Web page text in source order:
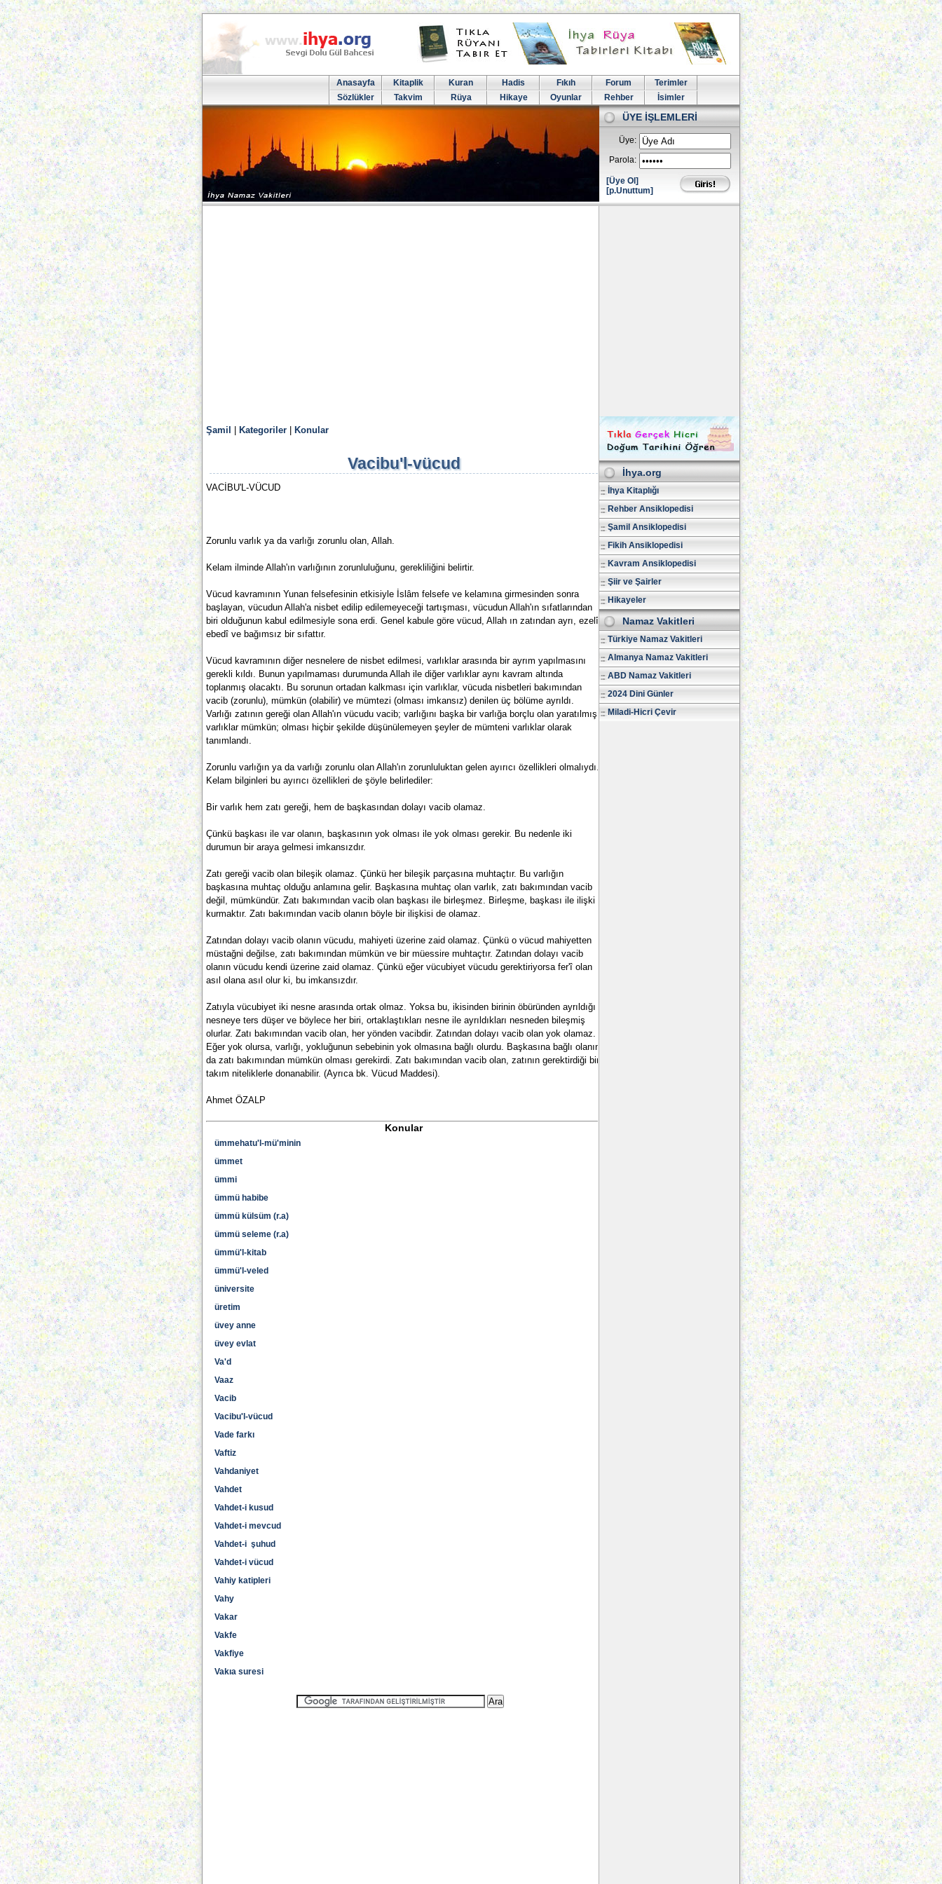
Anasayfa Kitaplik Kuran Hadis Fıkıh Forum
Terimler
Sözlükler
Takvim Rüya Hikaye Oyunlar Rehber İsimler
ÜYE İŞLEMLERİ
Üye:
Parola:
[Üye Ol]
[p.Unuttum]
Şamil Kategoriler Konular
Vacibu'l-vücud
VACİBU'L-VÜCUD
Zorunlu varlık ya da varlığı zorunlu olan, Allah.
Kelam ilminde Allah'ın varlığının zorunluluğunu, gerekliliğini belirtir.
Vücud kavramının Yunan felsefesinin etkisiyle İslâm felsefe ve kelamına girmesinden sonra
başlayan, vücudun Allah'a nisbet edilip edilemeyeceği tartışması, vücudun Allah'ın sıfatlarından
biri olduğunun kabul edilmesiyle sona erdi. Genel kabule göre vücud, Allah ın zatından ayrı, ezelî,
ebedî ve bağımsız bir sıfattır.
Vücud kavramının diğer nesnelere de nisbet edilmesi, varlıklar arasında bir ayrım yapılmasını
gerekli kıldı. Bunun yapılmaması durumunda Allah ile diğer varlıklar aynı kavram altında
toplanmış olacaktı. Bu sorunun ortadan kalkması için varlıklar, vücuda nisbetleri bakımından
vacib (zorunlu), mümkün (olabilir) ve mümtezi (olması imkansız) denilen üç bölüme ayrıldı.
Varlığı zatının gereği olan Allah'ın vücudu vacib; varlığını başka bir varlığa borçlu olan yaratılmış
varlıklar mümkün; olması hiçbir şekilde düşünülemeyen şeyler de mümteni varlıklar olarak
tanımlandı.
Zorunlu varlığın ya da varlığı zorunlu olan Allah'ın zorunluluktan gelen ayırıcı özellikleri olmalıydı.
Kelam bilginleri bu ayırıcı özellikleri de şöyle belirlediler:
Bir varlık hem zatı gereği, hem de başkasından dolayı vacib olamaz.
Çünkü başkası ile var olanın, başkasının yok olması ile yok olması gerekir. Bu nedenle iki
durumun bir araya gelmesi imkansızdır.
Zatı gereği vacib olan bileşik olamaz. Çünkü her bileşik parçasına muhtaçtır. Bu varlığın
başkasına muhtaç olduğu anlamına gelir. Başkasına muhtaç olan varlık, zatı bakımından vacib
değil, mümkündür. Zatı bakımından vacib olan başkası ile birleşmez. Birleşme, başkası ile ilişki
kurmaktır. Zatı bakımından vacib olanın böyle bir ilişkisi de olamaz.
Zatından dolayı vacib olanın vücudu, mahiyeti üzerine zaid olamaz. Çünkü o vücud mahiyetten
müstağni değilse, zatı bakımından mümkün ve bir müessire muhtaçtır. Zatından dolayı vacib
olanın vücudu kendi üzerine zaid olamaz. Çünkü eğer vücubiyet vücudu gerektiriyorsa fer'î olan
asıl olana asıl olur ki, bu imkansızdır.
Zatıyla vücubiyet iki nesne arasında ortak olmaz. Yoksa bu, ikisinden birinin öbüründen ayrıldığı
nesneye ters düşer ve böylece her biri, ortaklaştıkları nesne ile ayrıldıkları nesneden bileşmiş
olurlar. Zatı bakımından vacib olan, her yönden vacibdir. Zatından dolayı vacib olan yok olamaz.
Eğer yok olursa, varlığı, yokluğunun sebebinin yok olmasına bağlı olurdu. Başkasına bağlı olanın
da zatı bakımından mümkün olması gerekirdi. Zatı bakımından vacib olan, zatının gerektirdiği bir
takım niteliklerle donanabilir. (Ayrıca bk. Vücud Maddesi).
Ahmet ÖZALP
Konular
ümmehatu'l-mü'minin
ümmet
ümmi
ümmü habibe
ümmü külsüm (r.a)
ümmü seleme (r.a)
ümmü'l-kitab
ümmü'l-veled
üniversite
üretim
üvey anne
üvey evlat
Va'd
Vaaz
Vacib
Vacibu'l-vücud
Vade farkı
Vaftiz
Vahdaniyet
Vahdet
Vahdet-i kusud
Vahdet-i mevcud
Vahdet-i şuhud
Vahdet-i vücud
Vahiy katipleri
Vahy
Vakar
Vakfe
Vakfiye
Vakıa suresi
İhya.org
İhya Kitaplığı
Rehber Ansiklopedisi
Şamil Ansiklopedisi
Fikih Ansiklopedisi
Kavram Ansiklopedisi
Şiir ve Şairler
Hikayeler
Namaz Vakitleri
Türkiye Namaz Vakitleri
Almanya Namaz Vakitleri
ABD Namaz Vakitleri
2024 Dini Günler
Miladi-Hicri Çevir